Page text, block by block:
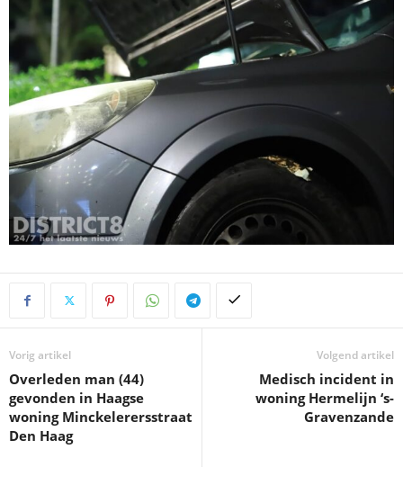
Vorig artikel
Overleden man (44)
gevonden in Haagse
woning Minckelerersstraat
Den Haag
Volgend artikel
Medisch incident in
woning Hermelijn ‘s-
Gravenzande